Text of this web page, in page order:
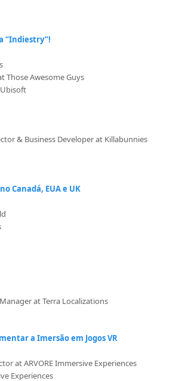
“Indiestry”!
Those Awesome Guys
& Business Developer at Killabunnies
Canadá, EUA e UK
at Terra Localizations
a Imersão em Jogos VR
at ARVORE Immersive Experiences
Experiences